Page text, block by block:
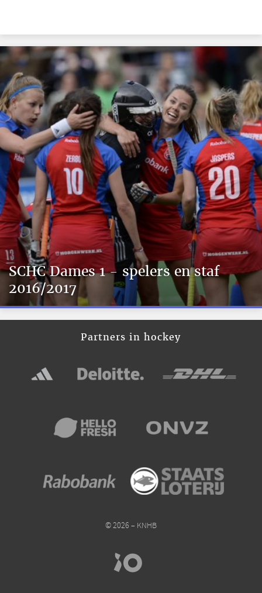
SCHC Dames 1 - spelers en staf
2016/2017
Partners in hockey
© 2026 – KNHB